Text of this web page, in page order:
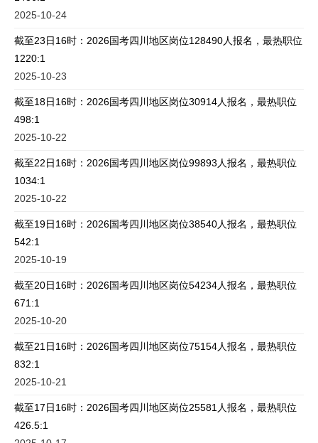
2025-10-24
截至23日16时：2026国考四川地区岗位128490人报名，最热职位
1220:1
2025-10-23
截至18日16时：2026国考四川地区岗位30914人报名，最热职位
498:1
2025-10-22
截至22日16时：2026国考四川地区岗位99893人报名，最热职位
1034:1
2025-10-22
截至19日16时：2026国考四川地区岗位38540人报名，最热职位
542:1
2025-10-19
截至20日16时：2026国考四川地区岗位54234人报名，最热职位
671:1
2025-10-20
截至21日16时：2026国考四川地区岗位75154人报名，最热职位
832:1
2025-10-21
截至17日16时：2026国考四川地区岗位25581人报名，最热职位
426.5:1